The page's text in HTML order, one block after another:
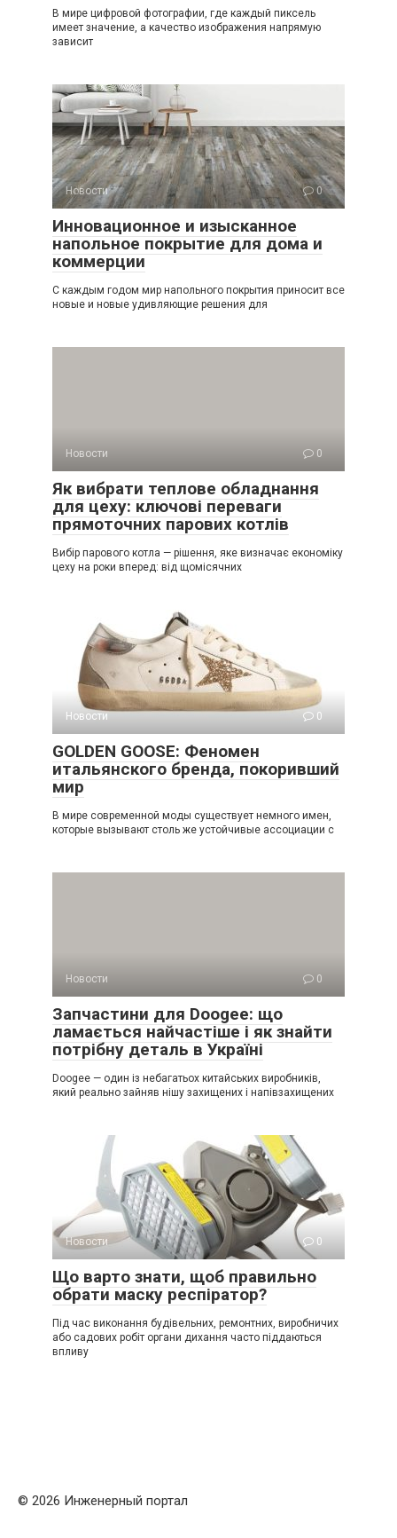
В мире цифровой фотографии, где каждый пиксель
имеет значение, а качество изображения напрямую
зависит
Новости 0
Инновационное и изысканное
напольное покрытие для дома и
коммерции
С каждым годом мир напольного покрытия приносит все
новые и новые удивляющие решения для
Новости 0
Як вибрати теплове обладнання
для цеху: ключові переваги
прямоточних парових котлів
Вибір парового котла — рішення, яке визначає економіку
цеху на роки вперед: від щомісячних
Новости 0
GOLDEN GOOSE: Феномен
итальянского бренда, покоривший
мир
В мире современной моды существует немного имен,
которые вызывают столь же устойчивые ассоциации с
Новости 0
Запчастини для Doogee: що
ламається найчастіше і як знайти
потрібну деталь в Україні
Doogee — один із небагатьох китайських виробників,
який реально зайняв нішу захищених і напівзахищених
Новости 0
Що варто знати, щоб правильно
обрати маску респіратор?
Під час виконання будівельних, ремонтних, виробничих
або садових робіт органи дихання часто піддаються
впливу
© 2026 Инженерный портал